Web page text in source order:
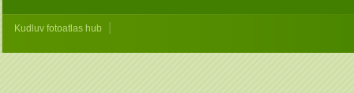
Kudluv fotoatlas hub